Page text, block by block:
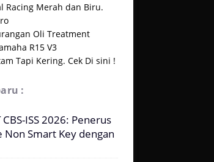
Racing Merah dan Biru.
Oli Treatment
R15 V3
Tapi Kering. Cek Di sini !
:
ISS 2026: Penerus
Non Smart Key dengan